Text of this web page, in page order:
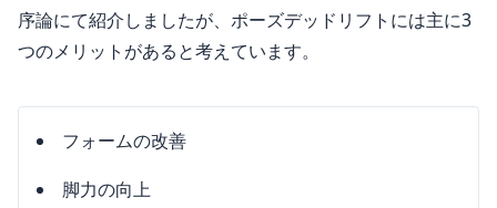
序論にて紹介しましたが、ポーズデッドリフトには主に3
つのメリットがあると考えています。
フォームの改善
脚力の向上